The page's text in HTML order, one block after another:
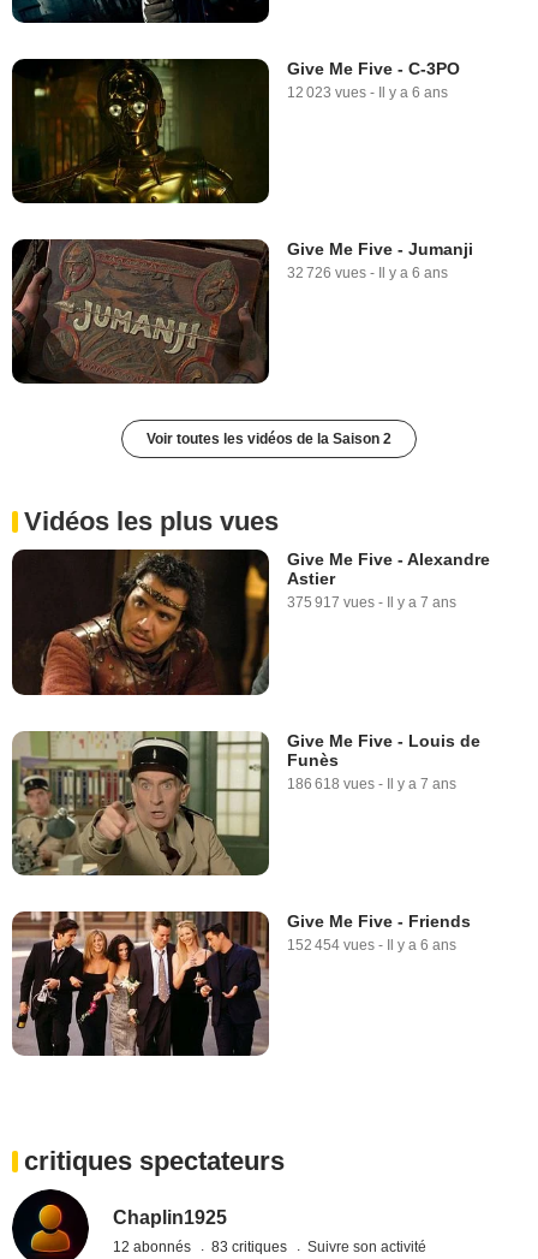
Give Me Five - C-3PO
12 023 vues - Il y a 6 ans
Give Me Five - Jumanji
32 726 vues - Il y a 6 ans
Voir toutes les vidéos de la Saison 2
Vidéos les plus vues
Give Me Five - Alexandre
Astier
375 917 vues - Il y a 7 ans
Give Me Five - Louis de
Funès
186 618 vues - Il y a 7 ans
Give Me Five - Friends
152 454 vues - Il y a 6 ans
critiques spectateurs
Chaplin1925
12 abonnés 83 critiques Suivre son activité